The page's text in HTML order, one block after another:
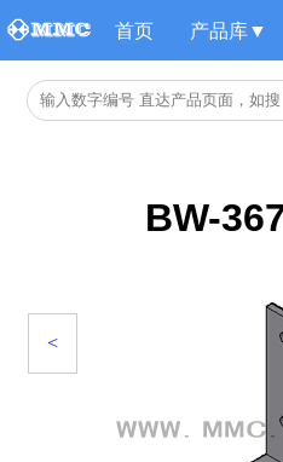
首页 产品库▼
BW-
<